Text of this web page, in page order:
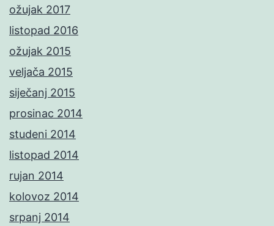
ožujak 2017
listopad 2016
ožujak 2015
veljača 2015
siječanj 2015
prosinac 2014
studeni 2014
listopad 2014
rujan 2014
kolovoz 2014
srpanj 2014